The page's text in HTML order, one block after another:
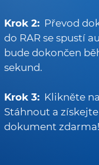
Krok 2: Převod
do RAR se spustí
bude dokončen
sekund.
Krok 3: Klikněte
Stáhnout a
dokument zdarma!